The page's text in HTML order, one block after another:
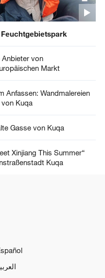
Anbieter von
Markt
Anfassen: Wandmalereien
Kuqa
Gasse von Kuqa
Xinjiang This Summer“
Kuqa